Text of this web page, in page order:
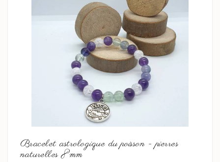
Bracelet astrologique du poisson - pierres
naturelles 8mm
En savoir plus